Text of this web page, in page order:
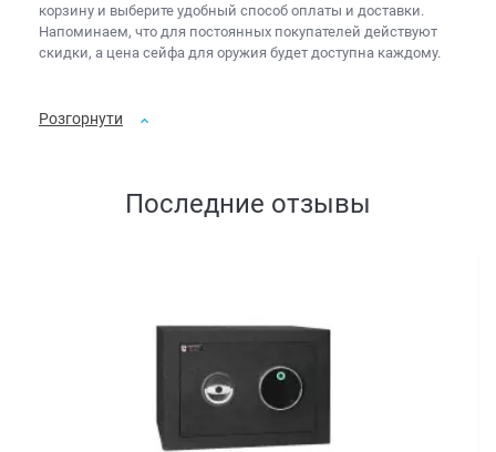
корзину и выберите удобный способ оплаты и доставки.
Напоминаем, что для постоянных покупателей действуют
скидки, а цена сейфа для оружия будет доступна каждому.
Розгорнути
Последние отзывы